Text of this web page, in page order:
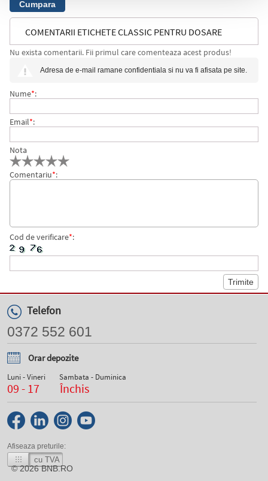
COMENTARII ETICHETE CLASSIC PENTRU DOSARE
SUSPENDABILE 25 BUC/SET, ESSELTE
Nu exista comentarii. Fii primul care comenteaza acest produs!
Adresa de e-mail ramane confidentiala si nu va fi afisata pe site.
Nume*:
Email*:
Nota
Comentariu*:
Cod de verificare*:
Telefon
0372 552 601
Orar depozite
Luni - Vineri
09 - 17
Sambata - Duminica
Închis
Afiseaza preturile:
cu TVA
© 2026BNB.RO